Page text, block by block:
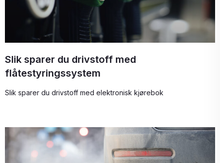
Slik sparer du drivstoff med
flåtestyringssystem
Slik sparer du drivstoff med elektronisk kjørebok